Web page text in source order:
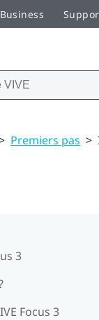
Business
Premiers pas >
3
Focus 3